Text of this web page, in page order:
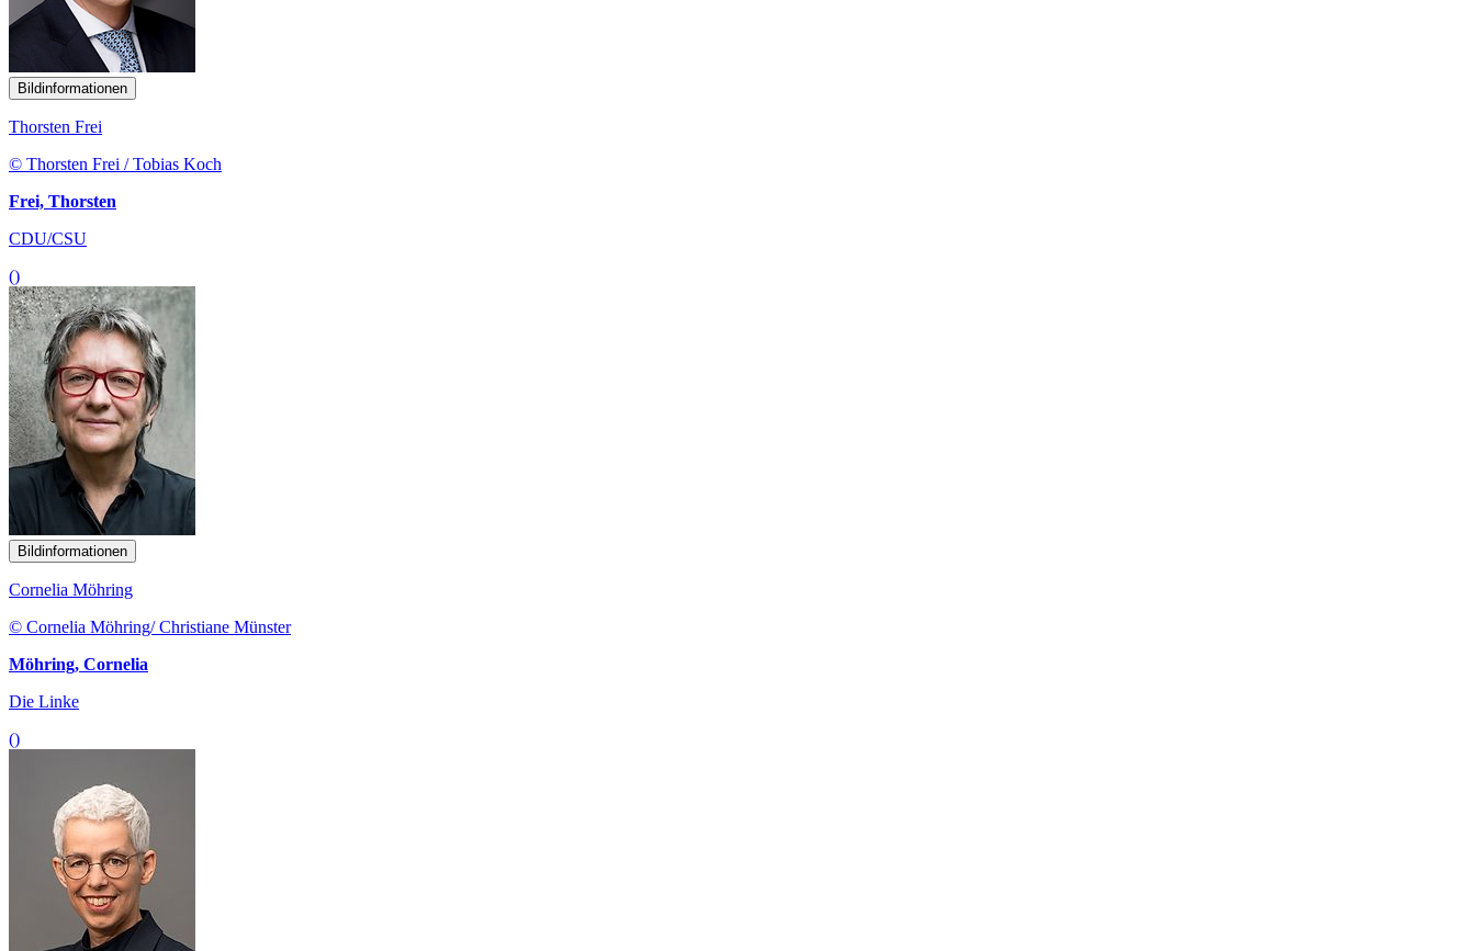
Bildinformationen
Thorsten Frei
© Thorsten Frei / Tobias Koch
Frei, Thorsten
CDU/CSU
()
Bildinformationen
Cornelia Möhring
© Cornelia Möhring/ Christiane Münster
Möhring, Cornelia
Die Linke
()